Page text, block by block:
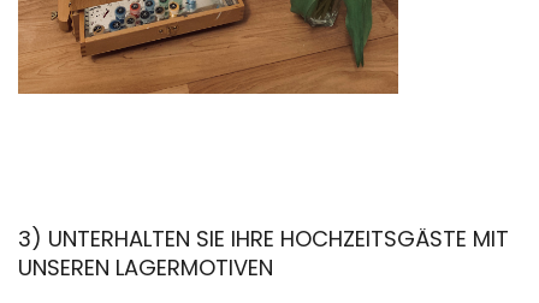
3) UNTERHALTEN SIE IHRE HOCHZEITSGÄSTE MIT
UNSEREN LAGERMOTIVEN